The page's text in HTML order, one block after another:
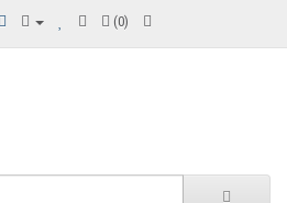
(0)